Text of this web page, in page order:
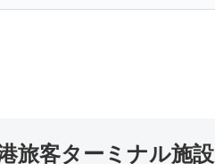
旅客ターミナル施設